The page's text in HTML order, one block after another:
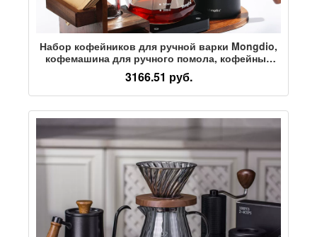
Набор кофейников для ручной варки Mongdio,
кофемашина для ручного помола, кофейные
принадлежности с ручным заводом, полный
набор деревянных подставок для хранения
3166.51 руб.